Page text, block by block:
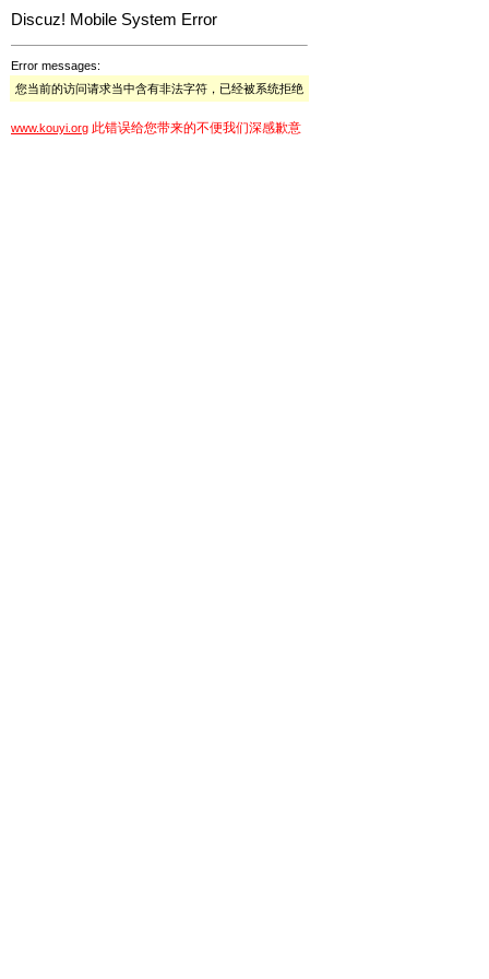
Discuz! Mobile System Error
Error messages:
您当前的访问请求当中含有非法字符，已经被系统拒绝
www.kouyi.org 此错误给您带来的不便我们深感歉意